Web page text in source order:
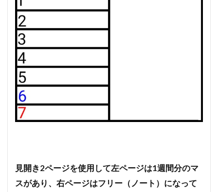
見開き2ページを使用して左ページは1週間分のマ
スがあり、右ページはフリー（ノート）になって